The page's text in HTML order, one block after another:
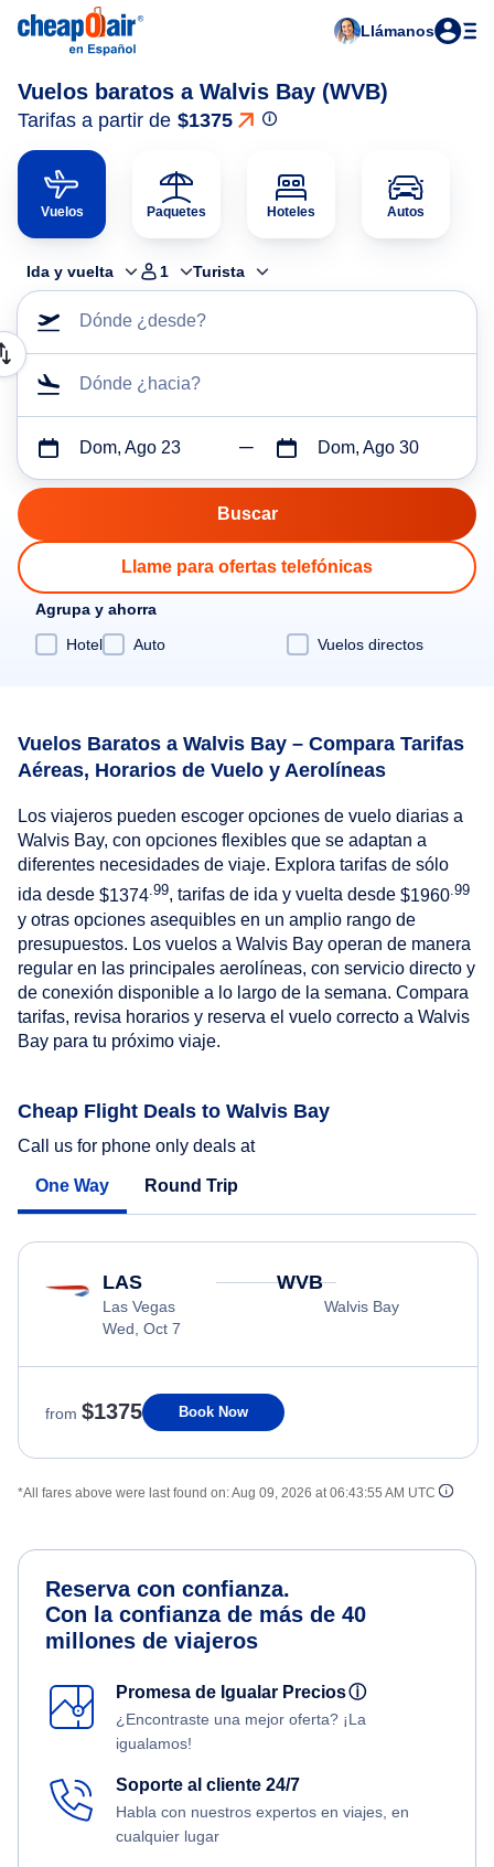
Llámanos
Vuelos baratos a Walvis Bay (WVB)
Tarifas a partir de $1375
Vuelos Paquetes Hoteles Autos
Ida y vuelta 1 Turista
Dónde ¿desde?
Dónde ¿hacia?
Dom, Ago 23 Dom, Ago 30
Llame para ofertas telefónicas
Agrupa y ahorra
Hotel
Auto Vuelos directos
Vuelos Baratos a Walvis Bay – Compara Tarifas
Aéreas, Horarios de Vuelo y Aerolíneas
Los viajeros pueden escoger opciones de vuelo diarias a
Walvis Bay, con opciones flexibles que se adaptan a
diferentes necesidades de viaje. Explora tarifas de sólo
ida desde $1374 .99, tarifas de ida y vuelta desde $1960 .99
y otras opciones asequibles en un amplio rango de
presupuestos. Los vuelos a Walvis Bay operan de manera
regular en las principales aerolíneas, con servicio directo y
de conexión disponible a lo largo de la semana. Compara
tarifas, revisa horarios y reserva el vuelo correcto a Walvis
Bay para tu próximo viaje.
Cheap Flight Deals to Walvis Bay
Call us for phone only deals at
One Way Round Trip
LAS
Las Vegas
Wed, Oct 7
WVB
Walvis Bay
from $1375 Book Now
*All fares above were last found on:Aug 09, 2026 at 06:43:55 AM UTC
Reserva con confianza.
Con la confianza de más de 40
millones de viajeros
Promesa de Igualar Preciosⓘ
¿Encontraste una mejor oferta? ¡La
igualamos!
Soporte al cliente 24/7
Habla con nuestros expertos en viajes, en
cualquier lugar